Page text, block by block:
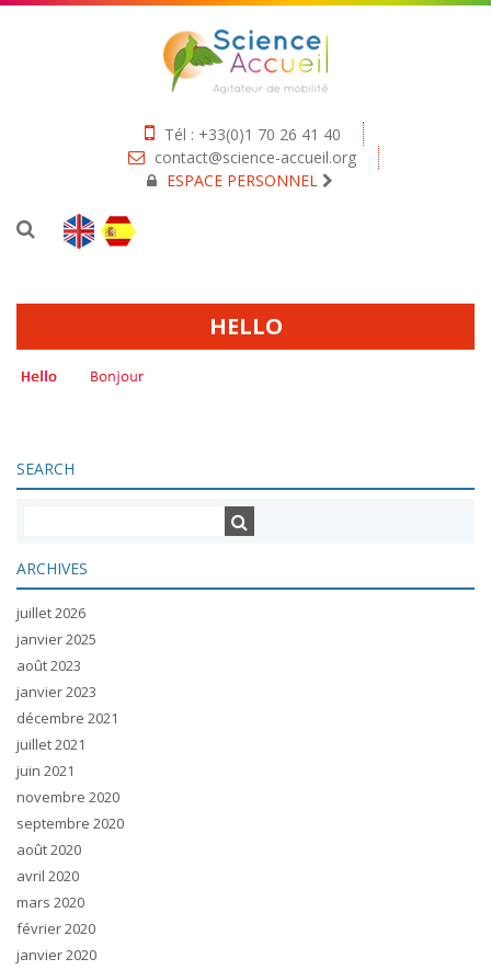
Tél : +33(0)1 70 26 41 40
contact@science-accueil.org
ESPACE PERSONNEL
HELLO
SEARCH
ARCHIVES
juillet 2026
janvier 2025
août 2023
janvier 2023
décembre 2021
juillet 2021
juin 2021
novembre 2020
septembre 2020
août 2020
avril 2020
mars 2020
février 2020
janvier 2020